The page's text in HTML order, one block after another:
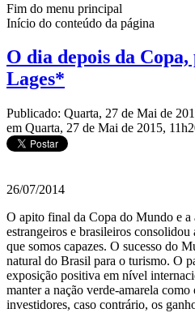
Fim do menu principal
Início do conteúdo da página
O dia depois da
Lages*
Publicado: Quarta, 27 de Mai de
em Quarta, 27 de Mai de 2015,
26/07/2014
O apito final da Copa do Mundo e a
estrangeiros e brasileiros
que somos capazes. O sucesso do
natural do Brasil para o turismo. O
exposição positiva em nível
manter a nação verde-amarela
investidores, caso contrário, os